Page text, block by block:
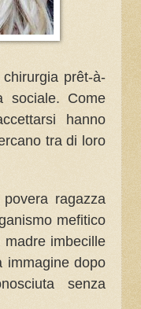
prêt-à-
sociale. Come
hanno
tra di loro
ragazza
mefitico
imbecille
immagine dopo
senza